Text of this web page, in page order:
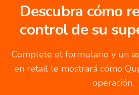
Descubra cómo
control de su
Complete el formulario y un
en retail le mostrará cómo
operación.